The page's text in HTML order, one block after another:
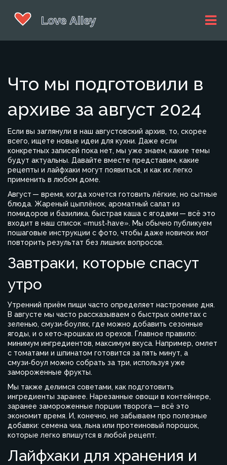
Что мы подготовили в
архиве за август 2024
Если вы заглянули в наш августовский архив, то, скорее
всего, ищете новые идеи для кухни. Даже если
конкретных записей пока нет, мы уже знаем, какие темы
будут актуальны. Давайте вместе представим, какие
рецепты и лайфхаки могут появиться, и как их легко
применить в любом доме.
Август — время, когда хочется готовить лёгкие, но сытные
блюда. Жареный цыплёнок, ароматный салат из
помидоров и базилика, быстрая каша с ягодами — всё это
входит в наш список «must‑have». Мы обычно публикуем
пошаговые инструкции с фото, чтобы даже новичок мог
повторить результат без лишних вопросов.
Завтраки, которые спасут
утро
Утренний приём пищи часто определяет настроение дня.
В августе мы часто рассказываем о быстрых омлетах с
зеленью, смузи‑боулях, где можно добавить сезонные
ягоды, и о кето‑крошках из орехов. Главное правило:
минимум ингредиентов, максимум вкуса. Например, омлет
с томатами и шпинатом готовится за пять минут, а
смузи‑боул можно собрать за три, используя уже
замороженные фрукты.
Мы также делимся советами, как подготовить
ингредиенты заранее. Нарезанные овощи в контейнере,
заранее замороженные порции творога — всё это
экономит время. И, конечно, не забываем про полезные
добавки: семена чиа, льна или протеиновый порошок,
которые легко впишутся в любой рецепт.
Лайфхаки для хранения и